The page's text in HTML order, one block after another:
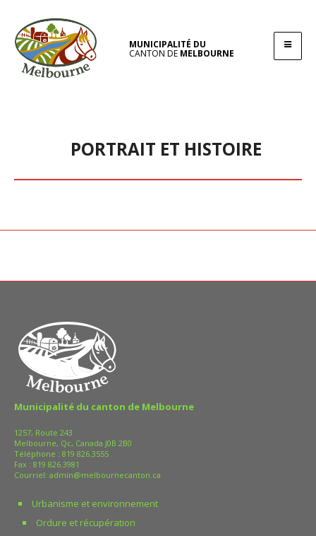
MUNICIPALITÉ DU
CANTON DE MELBOURNE
PORTRAIT ET HISTOIRE
Municipalité du canton de Melbourne
1257, Route 243
Melbourne, Qc, Canada J0B 2B0
Téléphone : 819 826.3555
Fax : 819 826.3981
Courriel: admin@melbournecanton.ca
Urbanisme et environnement
Ordure et récupération